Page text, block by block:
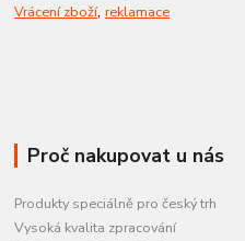
Vrácení zboží,reklamace
Proč nakupovat u nás
Produkty speciálně pro český trh
Vysoká kvalita zpracování